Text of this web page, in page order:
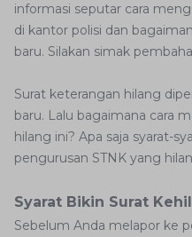
informasi seputar cara
di kantor polisi dan
baru. Silakan simak
Surat keterangan hilang
baru. Lalu bagaimana cara
hilang ini? Apa saja syarat-
pengurusan STNK yang
Syarat Bikin Surat
Sebelum Anda melapor ke